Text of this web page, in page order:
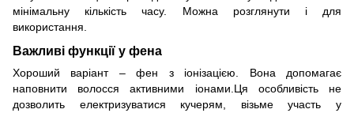
мінімальну кількість часу. Можна розглянути і для
використання.
Важливі функції у фена
Хороший варіант – фен з іонізацією. Вона допомагає
наповнити волосся активними іонами.Ця особливість не
дозволить електризуватися кучерям, візьме участь у